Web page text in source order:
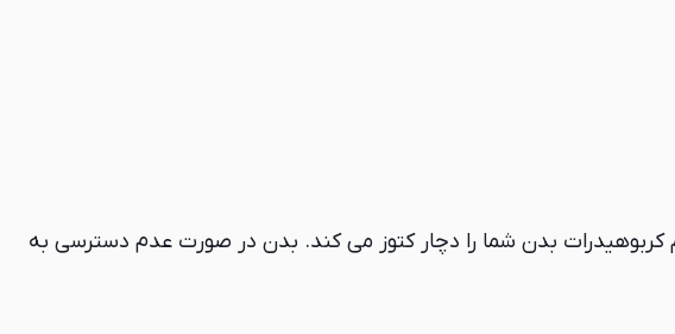
بدن شما را دچار کتوز می کند. بدن در صورت عدم دسترسی به